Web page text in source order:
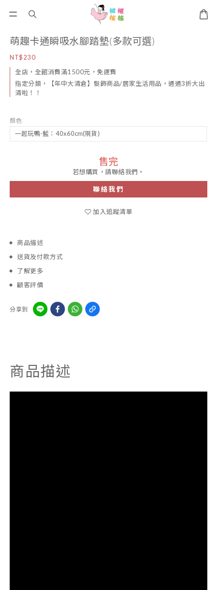
萌趣卡通瞬吸水腳踏墊(多款可選)
NT$230
全店，全館消費滿1500元，免運費
指定分類，【年中大清倉】髮飾商品/居家生活用品，通通3折大出
清啦！！
顏色
售完
若想購買，請聯絡我們。
聯絡我們
加入追蹤清單
商品描述
送貨及付款方式
了解更多
顧客評價
分享到
商品描述